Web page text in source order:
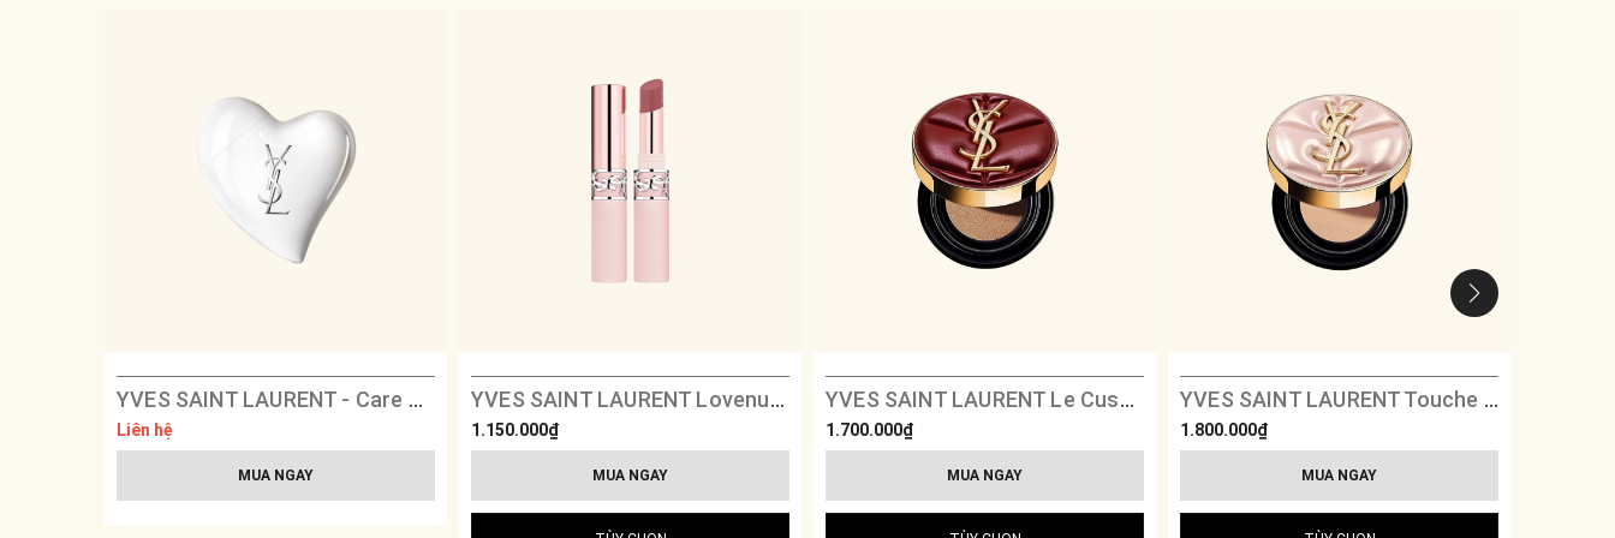
YVES SAINT LAURENT - Care Crush Hand & Body
Liên hệ
MUA NGAY
YVES SAINT LAURENT Lovenude Lip Blusher Soft Blurring Lip Color
1.150.000₫
MUA NGAY
YVES SAINT LAURENT Le Cushion Encre De Peau Couture Collection 2025
1.700.000₫
MUA NGAY
YVES SAINT LAURENT Touche Eclat Glow-Pact Cushion Collector 2025
1.800.000₫
MUA NGAY